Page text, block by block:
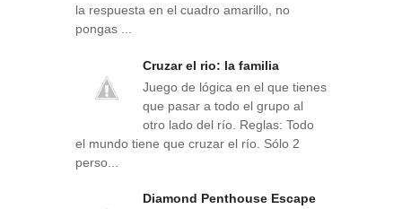
la respuesta en el cuadro amarillo, no
pongas ...
Cruzar el rio: la familia
Juego de lógica en el que tienes
que pasar a todo el grupo al
otro lado del río. Reglas: Todo
el mundo tiene que cruzar el río. Sólo 2
perso...
Diamond Penthouse Escape